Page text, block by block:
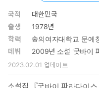
한편 언니 영환이 세 들어 사
나 그가 운영하는 화원을 방
받는다. 태어나 처음으로 느
며 자신은 지독한 인간이라
를 완수한 후 생애 끝자락에
조문에게 담보로 건 영환의
국적
대한민국
출생
1978년
학력
숭의여자대학교 문예
데뷔
2009년 소설 '굿바이
2023.02.01 업데이트